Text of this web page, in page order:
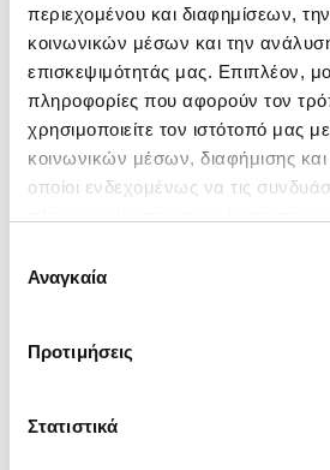
περιεχομένου και διαφημίσεων,
κοινωνικών μέσων και την
επισκεψιμότητάς μας. Επιπλέον,
πληροφορίες που αφορούν τον
χρησιμοποιείτε τον ιστότοπό μας
κοινωνικών μέσων, διαφήμισης
οποίοι ενδεχομένως να τις
των υπηρεσιών τους.
συγκατάθεσης
Αναγκαία
Προτιμήσεις
Στατιστικά
Διαθέσιμα χρώματα